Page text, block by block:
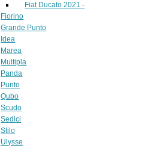
Fiat Ducato 2021 -
Fiorino
Grande Punto
Idea
Marea
Multipla
Panda
Punto
Qubo
Scudo
Sedici
Stilo
Ulysse